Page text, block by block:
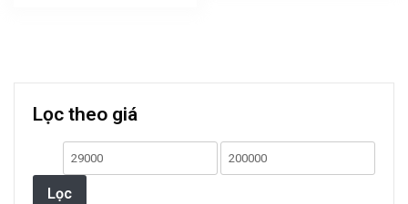
Lọc theo giá
Giá Giá
Lọc